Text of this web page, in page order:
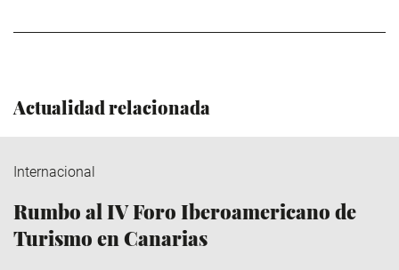
Actualidad relacionada
Internacional
Rumbo al IV Foro Iberoamericano de
Turismo en Canarias